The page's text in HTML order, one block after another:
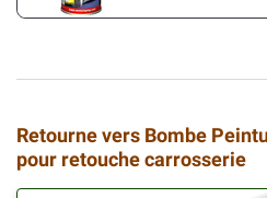
Retourne vers Bombe
pour retouche carrosserie